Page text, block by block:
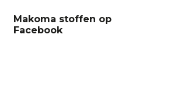
Makoma stoffen op
Facebook